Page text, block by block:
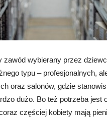
zawód wybierany przez
typu – profesjonalnych,
oraz salonów, gdzie
dużo. Bo też potrzeba jest
częściej kobiety mają